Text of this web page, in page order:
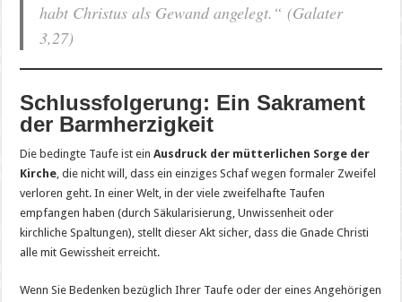
habt Christus als Gewand angelegt.“ (Galater
3,27)
Schlussfolgerung: Ein Sakrament
der Barmherzigkeit
Die bedingte Taufe ist einAusdruck der mütterlichen Sorge der
Kirche, die nicht will, dass ein einziges Schaf wegen formaler Zweifel
verloren geht. In einer Welt, in der viele zweifelhafte Taufen
empfangen haben (durch Säkularisierung, Unwissenheit oder
kirchliche Spaltungen), stellt dieser Akt sicher, dass die Gnade Christi
alle mit Gewissheit erreicht.
Wenn Sie Bedenken bezüglich Ihrer Taufe oder der eines Angehörigen